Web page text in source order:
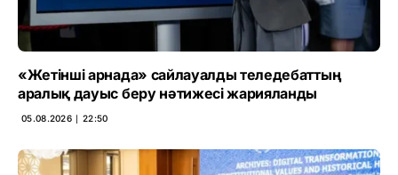
«Жетінші арнада» сайлауалды теледебаттың
аралық дауыс беру нәтижесі жарияланды
05.08.2026 ∣ 22:50